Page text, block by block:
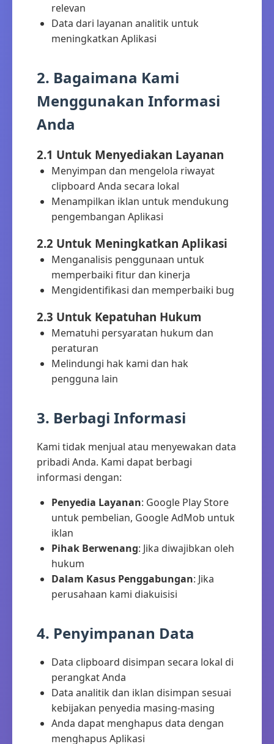
relevan
Data dari layanan analitik untuk
meningkatkan Aplikasi
2. Bagaimana Kami
Menggunakan Informasi
Anda
2.1 Untuk Menyediakan Layanan
Menyimpan dan mengelola riwayat
clipboard Anda secara lokal
Menampilkan iklan untuk mendukung
pengembangan Aplikasi
2.2 Untuk Meningkatkan Aplikasi
Menganalisis penggunaan untuk
memperbaiki fitur dan kinerja
Mengidentifikasi dan memperbaiki bug
2.3 Untuk Kepatuhan Hukum
Mematuhi persyaratan hukum dan
peraturan
Melindungi hak kami dan hak
pengguna lain
3. Berbagi Informasi
Kami tidak menjual atau menyewakan data
pribadi Anda. Kami dapat berbagi
informasi dengan:
Penyedia Layanan: Google Play Store
untuk pembelian, Google AdMob untuk
iklan
Pihak Berwenang: Jika diwajibkan oleh
hukum
Dalam Kasus Penggabungan: Jika
perusahaan kami diakuisisi
4. Penyimpanan Data
Data clipboard disimpan secara lokal di
perangkat Anda
Data analitik dan iklan disimpan sesuai
kebijakan penyedia masing-masing
Anda dapat menghapus data dengan
menghapus Aplikasi